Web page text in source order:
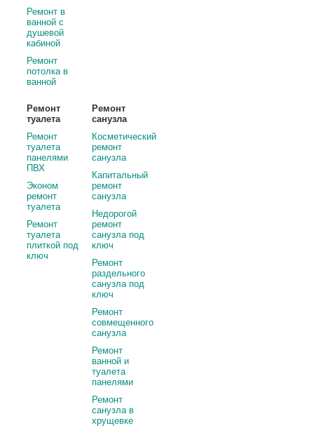
Ремонт в
ванной с
душевой
кабиной
Ремонт
потолка в
ванной
Ремонт
туалета
Ремонт
туалета
панелями
ПВХ
Эконом
ремонт
туалета
Ремонт
туалета
плиткой под
ключ
Ремонт
санузла
Косметический
ремонт
санузла
Капитальный
ремонт
санузла
Недорогой
ремонт
санузла под
ключ
Ремонт
раздельного
санузла под
ключ
Ремонт
совмещенного
санузла
Ремонт
ванной и
туалета
панелями
Ремонт
санузла в
хрущевке